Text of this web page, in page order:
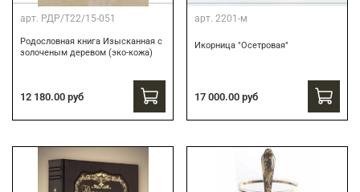
арт. РДР/Т22/15-051
Родословная книга Изысканная с
золоченым деревом (эко-кожа)
12 180.00 руб
арт. 2201-м
Икорница "Осетровая"
17 000.00 руб